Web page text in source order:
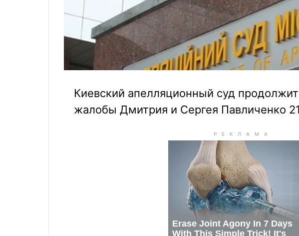
Киевский апелляционный суд
жалобы Дмитрия и Сергея Павличенко